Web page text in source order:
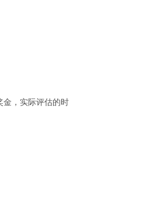
金，实际评估的时